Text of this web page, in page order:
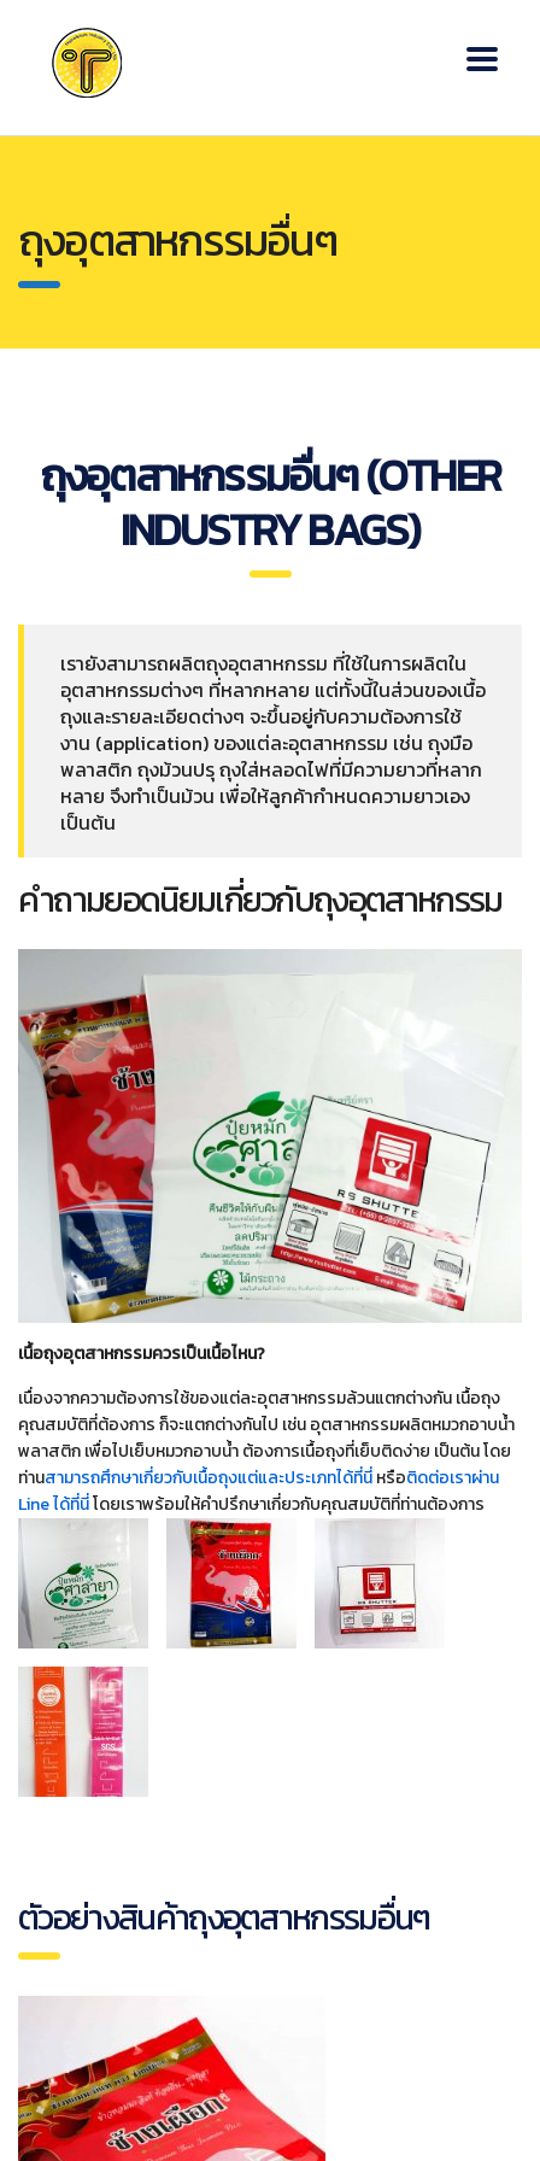
ถุงอุตสาหกรรมอื่นๆ
ถุงอุตสาหกรรมอื่นๆ (OTHER
INDUSTRY BAGS)
เรายังสามารถผลิตถุงอุตสาหกรรม ที่ใช้ในการผลิตใน
อุตสาหกรรมต่างๆ ที่หลากหลาย แต่ทั้งนี้ในส่วนของเนื้อ
ถุงและรายละเอียดต่างๆ จะขึ้นอยู่กับความต้องการใช้
งาน (application) ของแต่ละอุตสาหกรรม เช่น ถุงมือ
พลาสติก ถุงม้วนปรุ ถุงใส่หลอดไฟที่มีความยาวที่หลาก
หลาย จึงทำเป็นม้วน เพื่อให้ลูกค้ากำหนดความยาวเอง
เป็นต้น
คำถามยอดนิยมเกี่ยวกับถุงอุตสาหกรรม
เนื้อถุงอุตสาหกรรมควรเป็นเนื้อไหน?
เนื่องจากความต้องการใช้ของแต่ละอุตสาหกรรมล้วนแตกต่างกัน เนื้อถุง
คุณสมบัติที่ต้องการ ก็จะแตกต่างกันไป เช่น อุตสาหกรรมผลิตหมวกอาบน้ำ
พลาสติก เพื่อไปเย็บหมวกอาบน้ำ ต้องการเนื้อถุงที่เย็บติดง่าย เป็นต้น โดย
ท่านสามารถศึกษาเกี่ยวกับเนื้อถุงแต่และประเภทได้ที่นี่หรือติดต่อเราผ่าน
Line ได้ที่นี่โดยเราพร้อมให้คำปรึกษาเกี่ยวกับคุณสมบัติที่ท่านต้องการ
ตัวอย่างสินค้าถุงอุตสาหกรรมอื่นๆ